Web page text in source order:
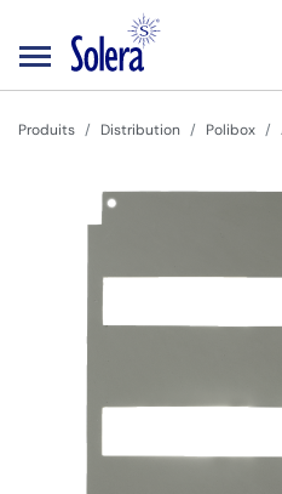
Produits Distribution Polibox